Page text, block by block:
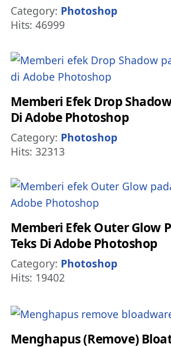
Details
Category: Photoshop
Hits: 46999
Memberi Efek Drop
Di Adobe Photoshop
Details
Category: Photoshop
Hits: 32313
Memberi Efek Outer Glow
Teks Di Adobe Photoshop
Details
Category: Photoshop
Hits: 19402
Menghapus (Remove)